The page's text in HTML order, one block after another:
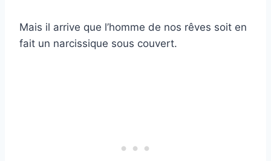
Mais il arrive que l’homme de nos rêves soit en
fait un narcissique sous couvert.